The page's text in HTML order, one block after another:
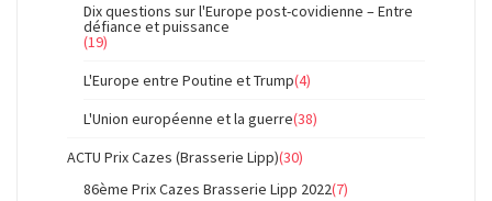
Dix questions sur l'Europe post-covidienne – Entre
défiance et puissance
(19)
L'Europe entre Poutine et Trump(4)
L'Union européenne et la guerre(38)
ACTU Prix Cazes (Brasserie Lipp)(30)
86ème Prix Cazes Brasserie Lipp 2022(7)